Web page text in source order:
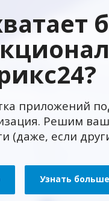
приложений
Решим
(даже, если
Узнать больше